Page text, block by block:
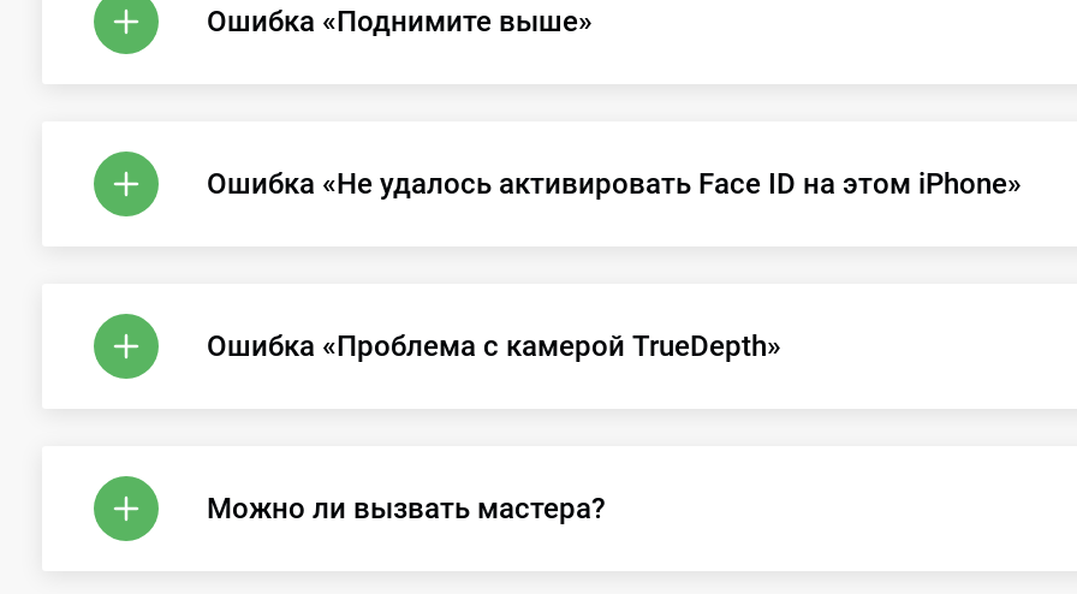
Ошибка «Поднимите выше»
Ошибка «Не удалось активировать Face ID на этом iPhone»
Ошибка «Проблема с камерой TrueDepth»
Можно ли вызвать мастера?